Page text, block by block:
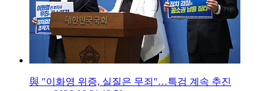
與 "이화영 위증, 실질은 무죄"…특검 계속 추진